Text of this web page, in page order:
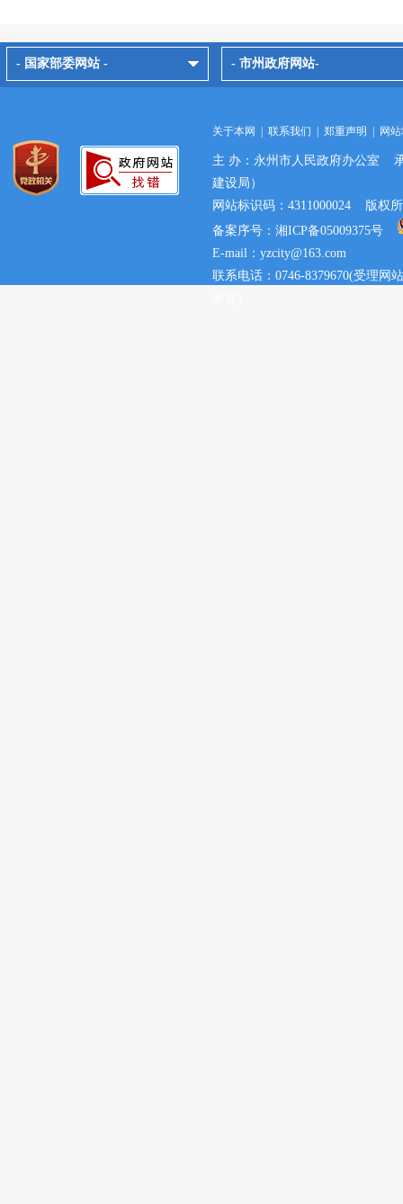
- 国家部委网站 - - 市州政府网站-
关于本网 联系我们 郑重声明 网
主 办：永州市人民政府办公室
建设局）
网站标识码：4311000024 版权
备案序号：湘ICP备05009375号
E-mail：yzcity@163.com
联系电话：0746-8379670(受理网